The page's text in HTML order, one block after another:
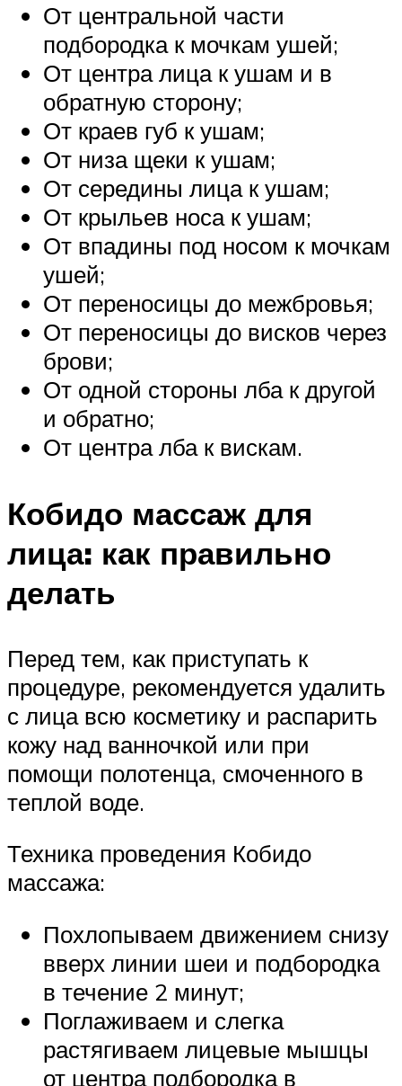
От центральной части
подбородка к мочкам ушей;
От центра лица к ушам и в
обратную сторону;
От краев губ к ушам;
От низа щеки к ушам;
От середины лица к ушам;
От крыльев носа к ушам;
От впадины под носом к мочкам
ушей;
От переносицы до межбровья;
От переносицы до висков через
брови;
От одной стороны лба к другой
и обратно;
От центра лба к вискам.
Кобидо массаж для
лица: как правильно
делать
Перед тем, как приступать к
процедуре, рекомендуется удалить
с лица всю косметику и распарить
кожу над ванночкой или при
помощи полотенца, смоченного в
теплой воде.
Техника проведения Кобидо
массажа:
Похлопываем движением снизу
вверх линии шеи и подбородка
в течение 2 минут;
Поглаживаем и слегка
растягиваем лицевые мышцы
от центра подбородка в